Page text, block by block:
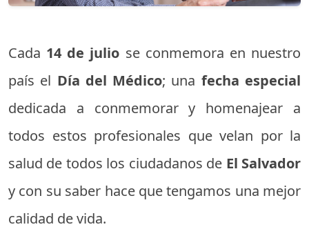
Cada 14 de julio se conmemora en nuestro
país el Día del Médico; una fecha especial
dedicada a conmemorar y homenajear a
todos estos profesionales que velan por la
salud de todos los ciudadanos de El Salvador
y con su saber hace que tengamos una mejor
calidad de vida.